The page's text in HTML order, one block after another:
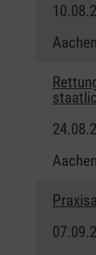
Aachen
Aachen